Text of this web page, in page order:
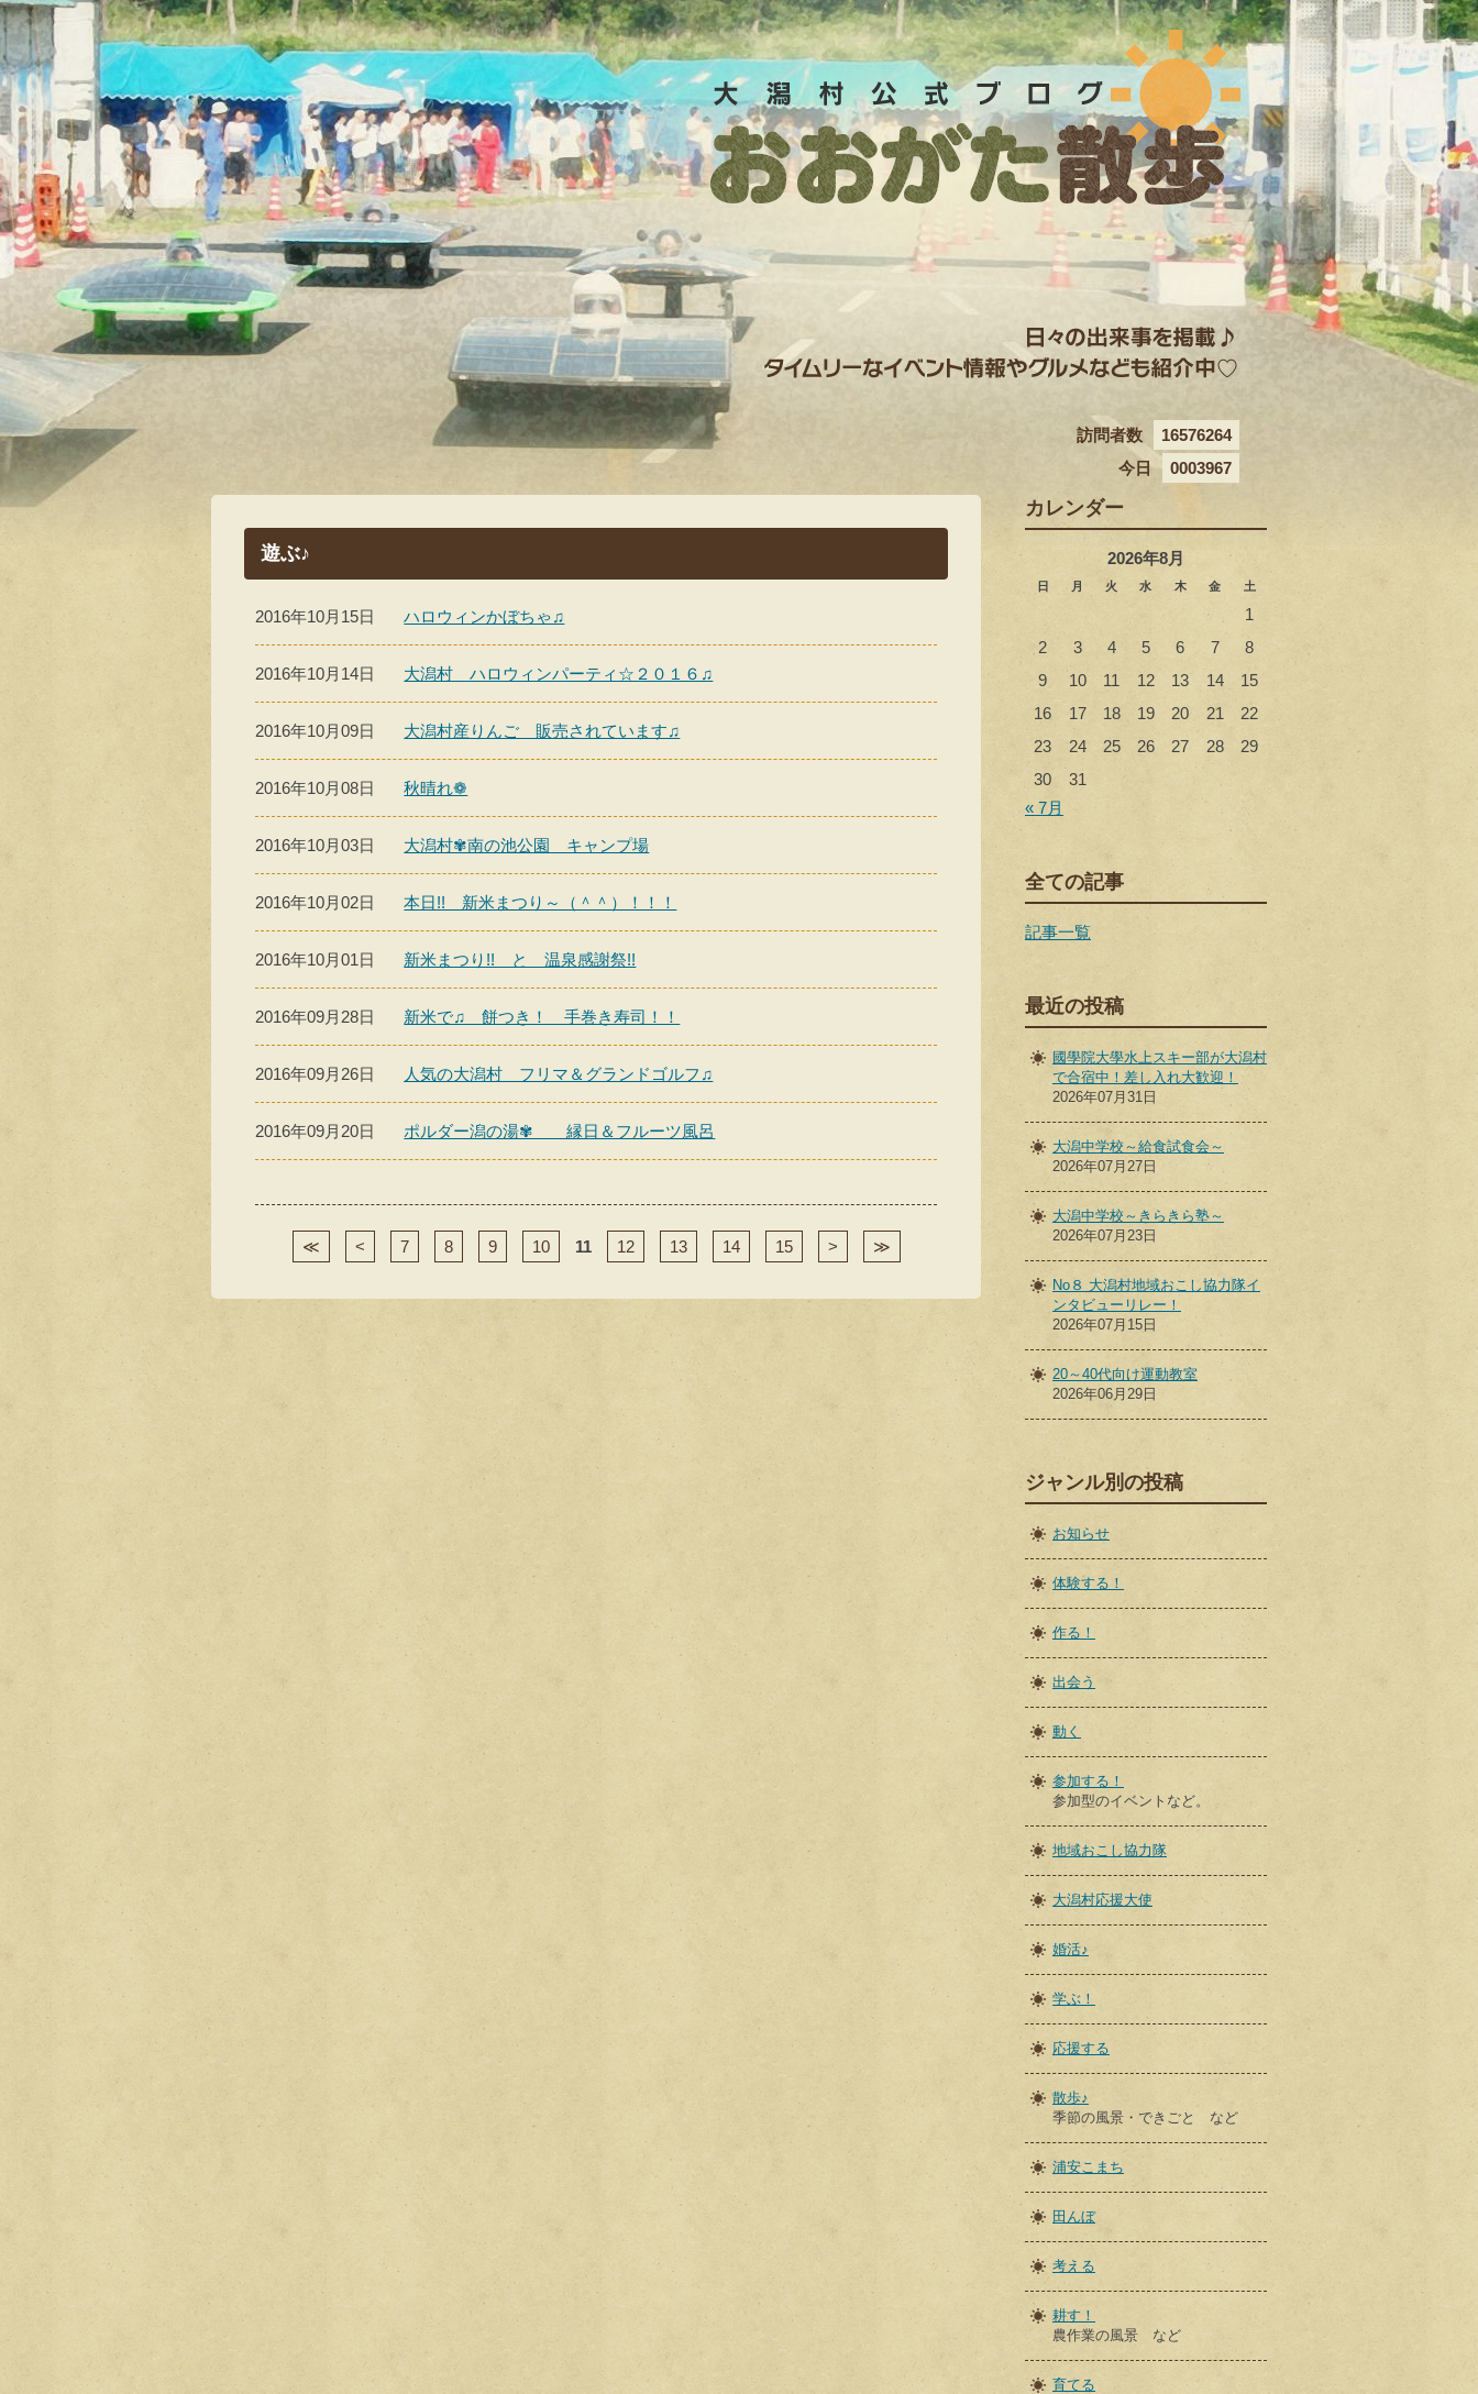
訪問者数
16576264
今日
0003967
遊ぶ♪
2016年10月15日 ハロウィンかぼちゃ♫
2016年10月14日 大潟村 ハロウィンパーティ☆２０１６♫
2016年10月09日 大潟村産りんご 販売されています♫
2016年10月08日 秋晴れ❁
2016年10月03日 大潟村✾南の池公園 キャンプ場
2016年10月02日 本日!! 新米まつり～（＾＾）！！！
2016年10月01日 新米まつり!! と 温泉感謝祭!!
2016年09月28日 新米で♫ 餅つき！ 手巻き寿司！！
2016年09月26日 人気の大潟村 フリマ＆グランドゴルフ♫
2016年09月20日 ポルダー潟の湯✾ 縁日＆フルーツ風呂
≪ < 7 8 9 10 11 12 13 14 15 > ≫
カレンダー
2026年8月
日 月 火 水 木 金 土
1
2
3 4 5 6 7
8
9
10 11 12 13 14
15
16
17 18 19 20 21
22
23
24 25 26 27 28
29
30
31
« 7月
全ての記事
記事一覧
最近の投稿
國學院大學水上スキー部が大潟村
で合宿中！差し入れ大歓迎！
2026年07月31日
大潟中学校～給食試食会～
2026年07月27日
大潟中学校～きらきら塾～
2026年07月23日
No８ 大潟村地域おこし協力隊イ
ンタビューリレー！
2026年07月15日
20～40代向け運動教室
2026年06月29日
ジャンル別の投稿
お知らせ
体験する！
作る！
出会う
動く
参加する！
参加型のイベントなど。
地域おこし協力隊
大潟村応援大使
婚活♪
学ぶ！
応援する
散歩♪
季節の風景・できごと など
浦安こまち
田んぼ
考える
耕す！
農作業の風景 など
育てる